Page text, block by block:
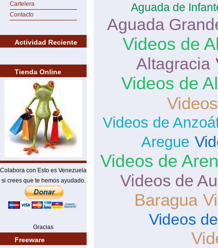
Cartelera
Contacto
Actividad Reciente
Tienda Online
Colabora con Esto es Venezuela
si crees que te hemos ayudado.
Gracias
Freeware
Aguada de
Aguada
Videos de
Altagracia
Videos de
Videos de
Aregue
Videos de
Videos de
Baragua
Videos